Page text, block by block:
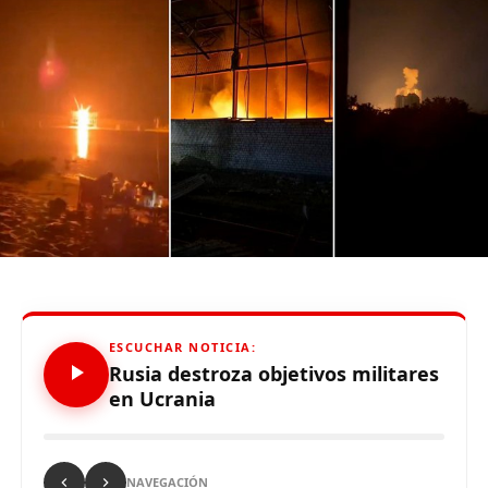
Comparte esto:
ESCUCHAR NOTICIA:
Rusia destroza objetivos militares
en Ucrania
NAVEGACIÓN